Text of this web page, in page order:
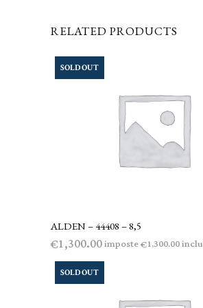
RELATED PRODUCTS
SOLD OUT
LEGGI TUTTO
ALDEN – 44408 – 8,5
€1,300.00imposte€1,300.00
SOLD OUT